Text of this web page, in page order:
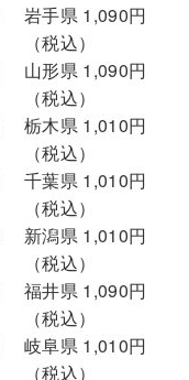
岩手県 1,090円
（税込）
山形県 1,090円
（税込）
栃木県 1,010円
（税込）
千葉県 1,010円
（税込）
新潟県 1,010円
（税込）
福井県 1,090円
（税込）
岐阜県 1,010円
（税込）